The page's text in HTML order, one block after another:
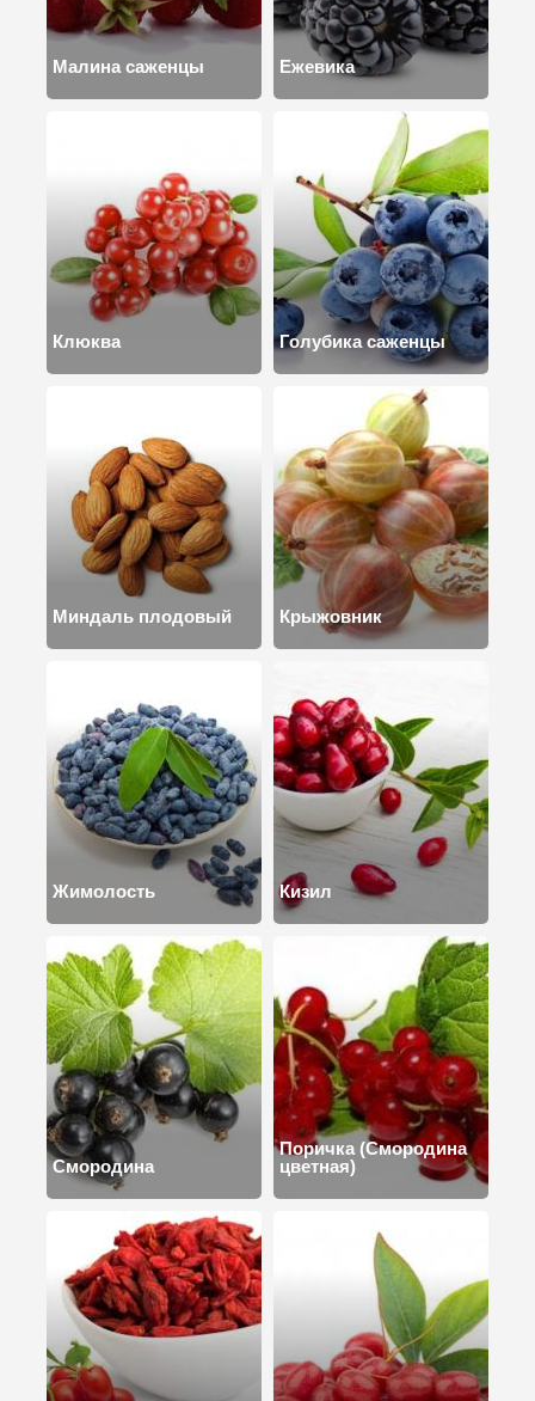
Малина саженцы Ежевика
Клюква Голубика саженцы
Миндаль плодовый Крыжовник
Жимолость Кизил
Смородина
Поричка (Смородина
цветная)